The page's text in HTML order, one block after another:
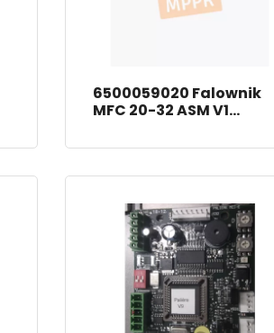
6500059020 Falownik
MFC 20-32 ASM V1